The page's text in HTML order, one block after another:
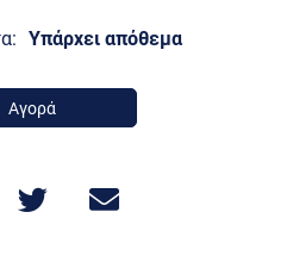
Υπάρχει απόθεμα
Αγορά